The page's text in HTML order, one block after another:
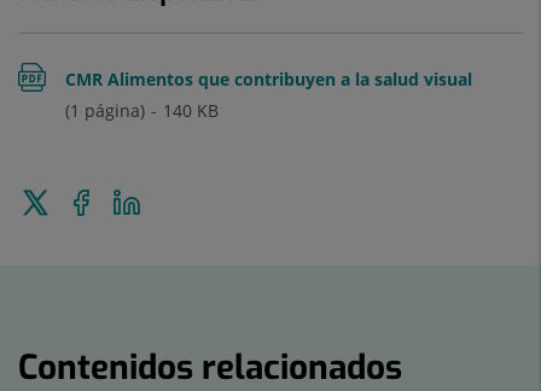
CMR Alimentos que contribuyen a la salud visual
CAST
140 KB
(1 página)
Enviar
Compartir
en
Contenidos relacionados